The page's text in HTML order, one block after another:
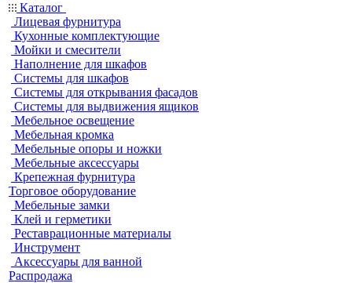
Каталог
Лицевая фурнитура
Кухонные комплектующие
Мойки и смесители
Наполнение для шкафов
Системы для шкафов
Системы для открывания фасадов
Системы для выдвижения ящиков
Мебельное освещение
Мебельная кромка
Мебельные опоры и ножки
Мебельные аксессуары
Крепежная фурнитура
Торговое оборудование
Мебельные замки
Клей и герметики
Реставрационные материалы
Инструмент
Аксессуары для ванной
Распродажа